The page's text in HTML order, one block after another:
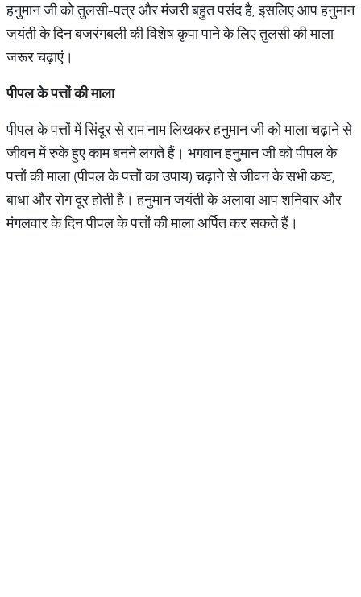
हनुमान जी को तुलसी-पत्र और मंजरी बहुत पसंद है, इसलिए आप हनुमान
जयंती के दिन बजरंगबली की विशेष कृपा पाने के लिए तुलसी की माला
जरूर चढ़ाएं।
पीपल के पत्तों की माला
पीपल के पत्तों में सिंदूर से राम नाम लिखकर हनुमान जी को माला चढ़ाने से
जीवन में रुके हुए काम बनने लगते हैं। भगवान हनुमान जी को पीपल के
पत्तों की माला (पीपल के पत्तों का उपाय) चढ़ाने से जीवन के सभी कष्ट,
बाधा और रोग दूर होती है। हनुमान जयंती के अलावा आप शनिवार और
मंगलवार के दिन पीपल के पत्तों की माला अर्पित कर सकते हैं।